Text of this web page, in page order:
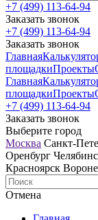
+7 (499) 113-64-94
Заказать звонок
+7 (499) 113-64-94
Заказать звонок
Главная
площадкиПроекты
Главная
площадкиПроекты
+7 (499) 113-64-94
Заказать звонок
Выберите город
Москва Санкт-
Оренбург
Красноярск
Отмена